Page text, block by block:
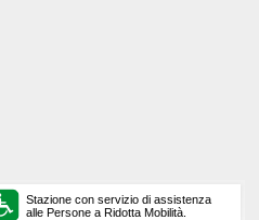
Stazione con servizio di assistenza
alle Persone a Ridotta Mobilità.